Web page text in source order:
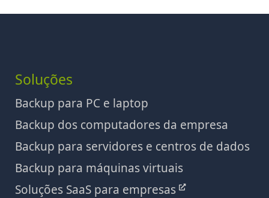
Soluções
Backup para PC e laptop
Backup dos computadores da empresa
Backup para servidores e centros de dados
Backup para máquinas virtuais
Soluções SaaS para empresas